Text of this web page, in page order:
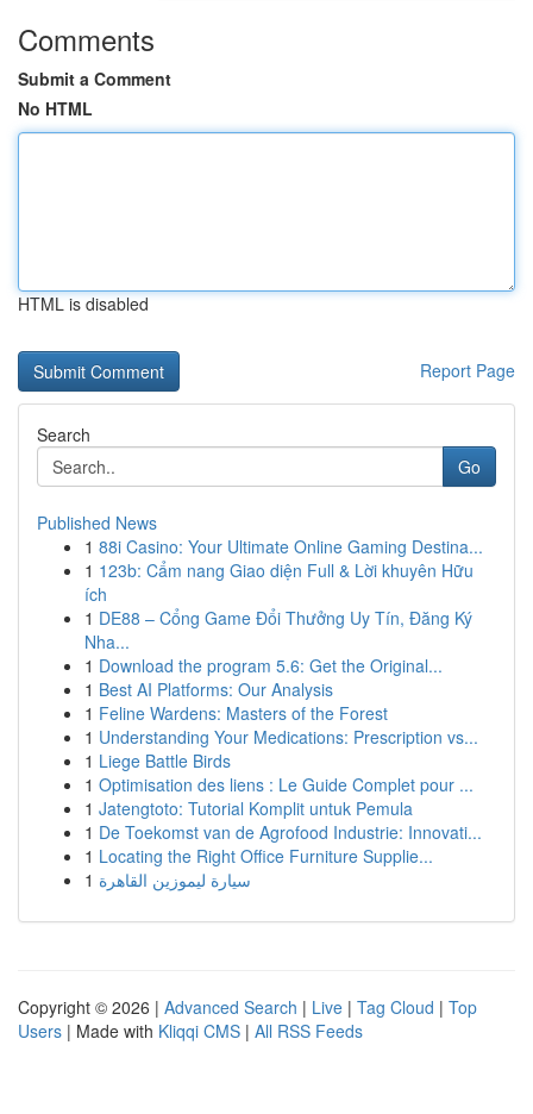
Comments
Submit a Comment
No HTML
HTML is disabled
Report Page
Search
Go
Published News
1 88i Casino: Your Ultimate Online Gaming Destina...
1 123b: Cẩm nang Giao diện Full & Lời khuyên Hữu
ích
1 DE88 – Cổng Game Đổi Thưởng Uy Tín, Đăng Ký
Nha...
1 Download the program 5.6: Get the Original...
1 Best AI Platforms: Our Analysis
1 Feline Wardens: Masters of the Forest
1 Understanding Your Medications: Prescription vs...
1 Liege Battle Birds
1 Optimisation des liens : Le Guide Complet pour ...
1 Jatengtoto: Tutorial Komplit untuk Pemula
1 De Toekomst van de Agrofood Industrie: Innovati...
1 Locating the Right Office Furniture Supplie...
1 سيارة ليموزين القاهرة
Copyright © 2026 | Advanced Search | Live | Tag Cloud | Top
Users | Made with Kliqqi CMS | All RSS Feeds